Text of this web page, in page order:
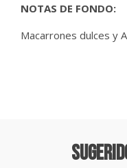
NOTAS DE FONDO:
Macarrones dulces y